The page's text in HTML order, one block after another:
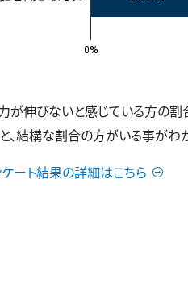
伸びないと感じている方の割
、結構な割合の方がいる事がわ
ート結果の詳細はこちら